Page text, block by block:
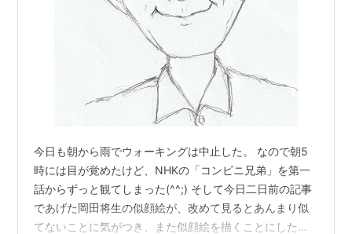
今日も朝から雨でウォーキングは中止した。 なので朝5
時には目が覚めたけど、NHKの「コンビニ兄弟」を第一
話からずっと観てしまった(^^;) そして今日二日前の記事
であげた岡田将生の似顔絵が、改めて見るとあんまり似
てないことに気がつき、また似顔絵を描くことにした。